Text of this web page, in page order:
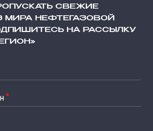
СВЕЖИЕ
МИРА НЕФТЕГАЗОВОЙ
НА РАССЫЛКУ
*